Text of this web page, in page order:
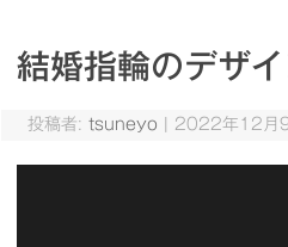
結婚指輪のデザ
投稿者: tsuneyo 2022年12月